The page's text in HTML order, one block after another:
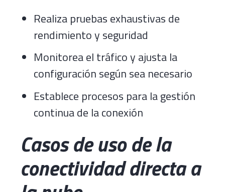
Realiza pruebas exhaustivas de
rendimiento y seguridad
Monitorea el tráfico y ajusta la
configuración según sea necesario
Establece procesos para la gestión
continua de la conexión
Casos de uso de la
conectividad directa a